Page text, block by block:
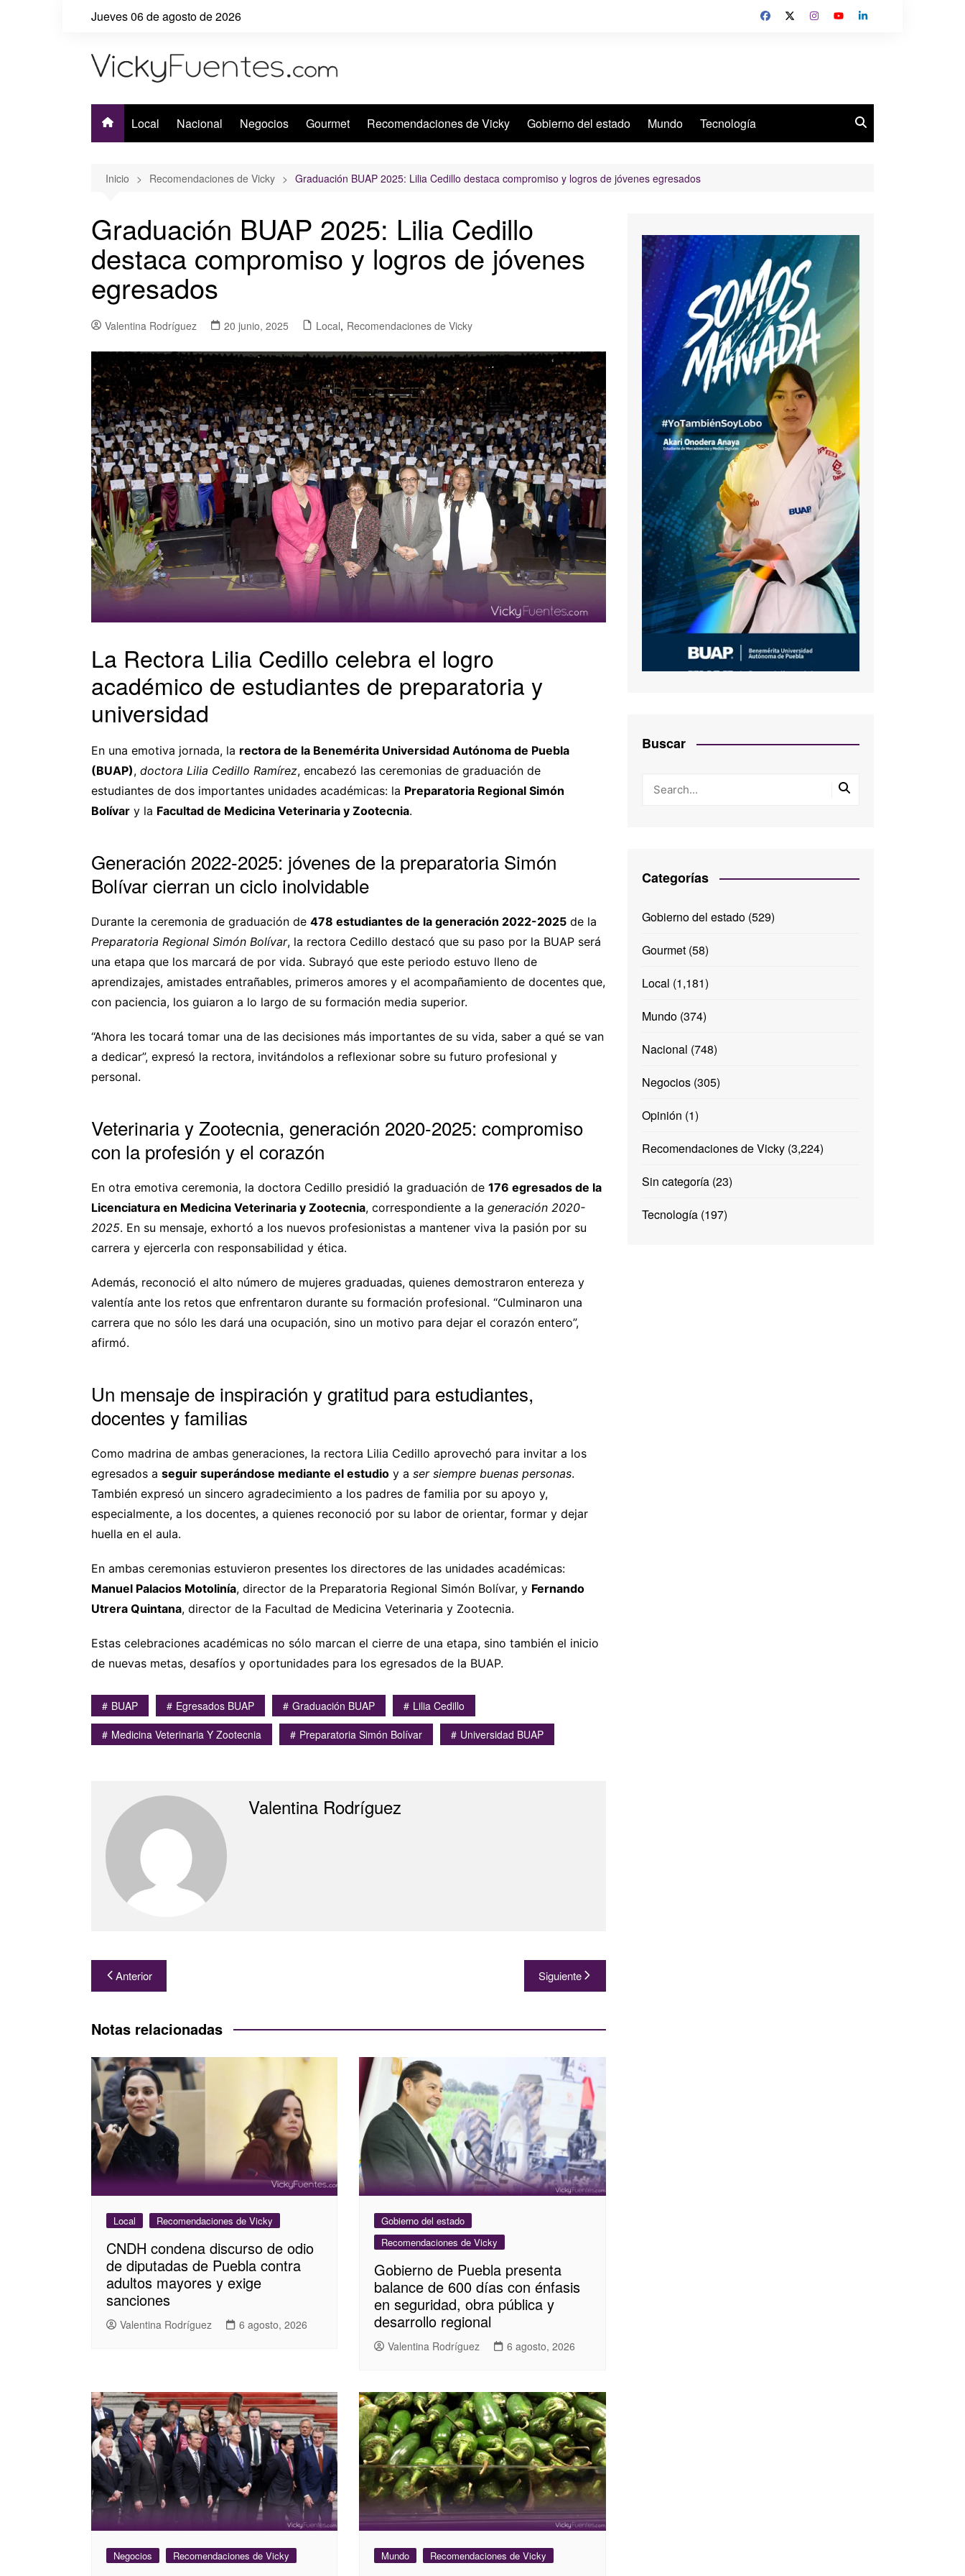
Jueves 06 de agosto de 2026
Local Nacional Negocios Gourmet Recomendaciones de Vicky Gobierno del estado Mundo Tecnología
Inicio Recomendaciones de Vicky Graduación BUAP 2025: Lilia Cedillo destaca compromiso y logros de jóvenes egresados
Graduación BUAP 2025: Lilia Cedillo
destaca compromiso y logros de jóvenes
egresados
Valentina Rodríguez 20 junio, 2025 Local, Recomendaciones de Vicky
La Rectora Lilia Cedillo celebra el logro
académico de estudiantes de preparatoria y
universidad
En una emotiva jornada, la rectora de la Benemérita Universidad Autónoma de Puebla
(BUAP), doctora Lilia Cedillo Ramírez, encabezó las ceremonias de graduación de
estudiantes de dos importantes unidades académicas: la Preparatoria Regional Simón
Bolívar y la Facultad de Medicina Veterinaria y Zootecnia.
Generación 2022-2025: jóvenes de la preparatoria Simón
Bolívar cierran un ciclo inolvidable
Durante la ceremonia de graduación de 478 estudiantes de la generación 2022-2025 de la
Preparatoria Regional Simón Bolívar, la rectora Cedillo destacó que su paso por la BUAP será
una etapa que los marcará de por vida. Subrayó que este periodo estuvo lleno de
aprendizajes, amistades entrañables, primeros amores y el acompañamiento de docentes que,
con paciencia, los guiaron a lo largo de su formación media superior.
“Ahora les tocará tomar una de las decisiones más importantes de su vida, saber a qué se van
a dedicar”, expresó la rectora, invitándolos a reflexionar sobre su futuro profesional y
personal.
Veterinaria y Zootecnia, generación 2020-2025: compromiso
con la profesión y el corazón
En otra emotiva ceremonia, la doctora Cedillo presidió la graduación de 176 egresados de la
Licenciatura en Medicina Veterinaria y Zootecnia, correspondiente a la generación 2020-
2025. En su mensaje, exhortó a los nuevos profesionistas a mantener viva la pasión por su
carrera y ejercerla con responsabilidad y ética.
Además, reconoció el alto número de mujeres graduadas, quienes demostraron entereza y
valentía ante los retos que enfrentaron durante su formación profesional. “Culminaron una
carrera que no sólo les dará una ocupación, sino un motivo para dejar el corazón entero”,
afirmó.
Un mensaje de inspiración y gratitud para estudiantes,
docentes y familias
Como madrina de ambas generaciones, la rectora Lilia Cedillo aprovechó para invitar a los
egresados a seguir superándose mediante el estudio y a ser siempre buenas personas.
También expresó un sincero agradecimiento a los padres de familia por su apoyo y,
especialmente, a los docentes, a quienes reconoció por su labor de orientar, formar y dejar
huella en el aula.
En ambas ceremonias estuvieron presentes los directores de las unidades académicas:
Manuel Palacios Motolinía, director de la Preparatoria Regional Simón Bolívar, y Fernando
Utrera Quintana, director de la Facultad de Medicina Veterinaria y Zootecnia.
Estas celebraciones académicas no sólo marcan el cierre de una etapa, sino también el inicio
de nuevas metas, desafíos y oportunidades para los egresados de la BUAP.
BUAP Egresados BUAP Graduación BUAP
Lilia Cedillo
Medicina Veterinaria Y Zootecnia
Preparatoria Simón Bolívar Universidad BUAP
Valentina Rodríguez
Navegación
de
entradas
Anterior Siguiente
Notas relacionadas
Local Recomendaciones de Vicky
CNDH condena discurso de odio
de diputadas de Puebla contra
adultos mayores y exige
sanciones
Valentina Rodríguez 6 agosto, 2026
Gobierno del estado
Recomendaciones de Vicky
Gobierno de Puebla presenta
balance de 600 días con énfasis
en seguridad, obra pública y
desarrollo regional
Valentina Rodríguez 6 agosto, 2026
Negocios Recomendaciones de Vicky Mundo Recomendaciones de Vicky
Buscar
Categorías
Gobierno del estado(529)
Gourmet(58)
Local (1,181)
Mundo(374)
Nacional (748)
Negocios(305)
Opinión (1)
Recomendaciones de Vicky(3,224)
Sin categoría(23)
Tecnología(197)